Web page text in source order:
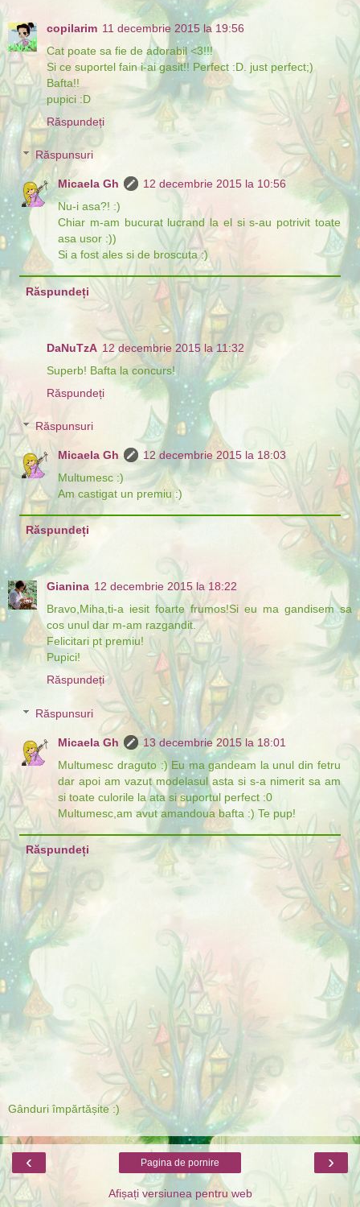
copilarim 11 decembrie 2015 la 19:56
Cat poate sa fie de adorabil <3!!!
Si ce suportel fain i-ai gasit!! Perfect :D. just perfect;)
Bafta!!
pupici :D
Răspundeți
Răspunsuri
Micaela Gh
12 decembrie 2015 la 10:56
Nu-i asa?! :)
Chiar m-am bucurat lucrand la el si s-au potrivit toate
asa usor :))
Si a fost ales si de broscuta :)
Răspundeți
DaNuTzA 12 decembrie 2015 la 11:32
Superb! Bafta la concurs!
Răspundeți
Răspunsuri
Micaela Gh
12 decembrie 2015 la 18:03
Multumesc :)
Am castigat un premiu :)
Răspundeți
Gianina 12 decembrie 2015 la 18:22
Bravo,Miha,ti-a iesit foarte frumos!Si eu ma gandisem sa
cos unul dar m-am razgandit.
Felicitari pt premiu!
Pupici!
Răspundeți
Răspunsuri
Micaela Gh
13 decembrie 2015 la 18:01
Multumesc draguto :) Eu ma gandeam la unul din fetru
dar apoi am vazut modelasul asta si s-a nimerit sa am
si toate culorile la ata si suportul perfect :0
Multumesc,am avut amandoua bafta :) Te pup!
Răspundeți
Gânduri împărtășite :)
‹ ›
Pagina de pornire
Afișați versiunea pentru web